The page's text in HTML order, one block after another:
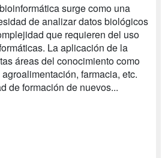
surge como una
de analizar datos biológicos
que requieren del uso
La aplicación de la
áreas del conocimiento como
farmacia, etc.
de formación de nuevos...